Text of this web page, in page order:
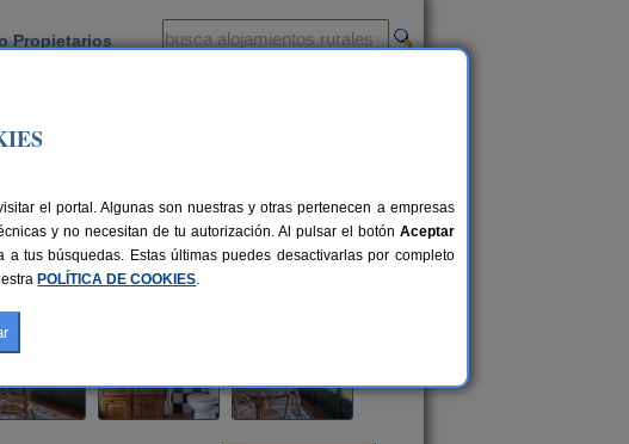
Propietarios
el portal. Algunas son nuestras y otras pertenecen a empresas
y no necesitan de tu autorización. Al pulsar el botón Aceptar
tus búsquedas. Estas últimas puedes desactivarlas por completo
POLÍTICA DE COOKIES.